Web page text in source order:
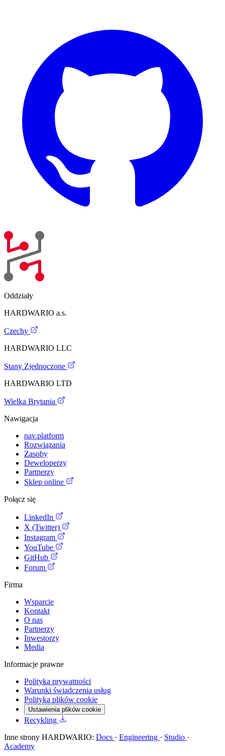
Oddziały
HARDWARIO a.s.
Czechy
HARDWARIO LLC
Stany Zjednoczone
HARDWARIO LTD
Wielka Brytania
Nawigacja
nav.platform
Rozwiązania
Zasoby
Deweloperzy
Partnerzy
Sklep online
Połącz się
LinkedIn
X (Twitter)
Instagram
YouTube
GitHub
Forum
Firma
Wsparcie
Kontakt
O nas
Partnerzy
Inwestorzy
Media
Informacje prawne
Polityka prywatności
Warunki świadczenia usług
Polityka plików cookie
Ustawienia plików cookie
Recykling
Inne strony HARDWARIO: Docs · Engineering · Studio ·
Academy